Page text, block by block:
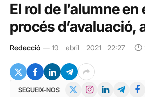
El rol de l’alumne en
procés d’avaluació,
Redacció 19 - abril - 2021 · 22:27
SEGUEIX-NOS InstagramLinkedInTelegram